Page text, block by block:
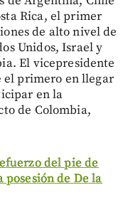
Rica, el primer
de alto nivel de
Unidos, Israel y
El vicepresidente
el primero en llegar
en la
de Colombia,
del pie de
de De la